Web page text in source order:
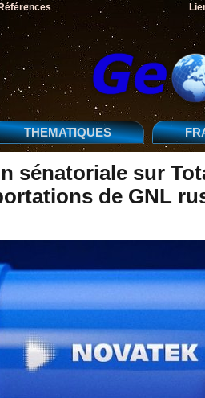
Références
THEMATIQUES
sénatoriale sur
de GNL